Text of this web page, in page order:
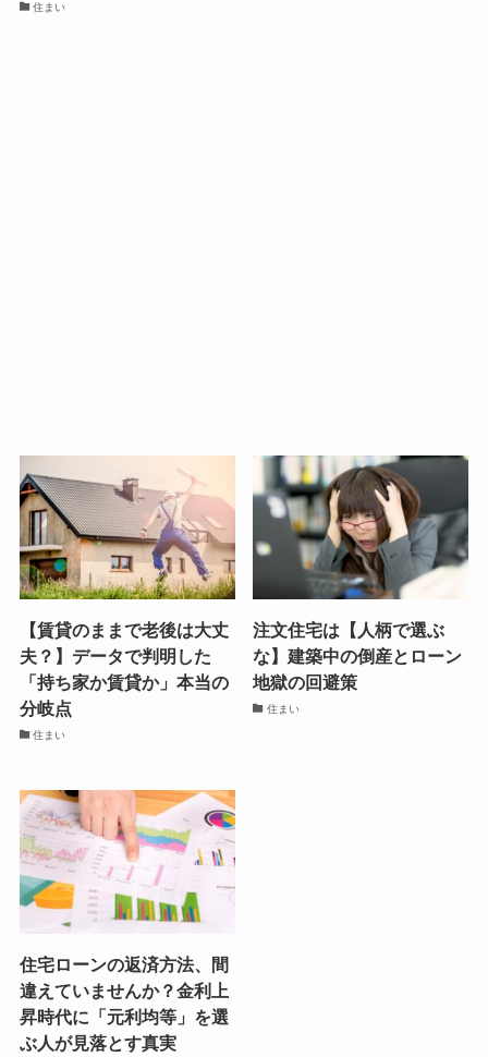
住まい
【賃貸のままで老後は大丈
夫？】データで判明した
「持ち家か賃貸か」本当の
分岐点
住まい
注文住宅は【人柄で選ぶ
な】建築中の倒産とローン
地獄の回避策
住まい
住宅ローンの返済方法、間
違えていませんか？金利上
昇時代に「元利均等」を選
ぶ人が見落とす真実